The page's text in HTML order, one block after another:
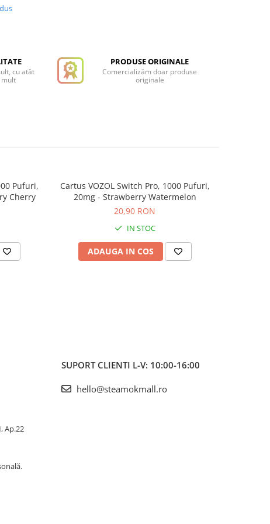
cu atât
PRODUSE ORIGINALE
Comercializăm doar produse
originale
Pufuri,
Cherry
Cartus VOZOL Switch Pro, 1000 Pufuri,
20mg - Strawberry Watermelon
20,90 RON
IN STOC
ADAUGA IN COS
Ap.22
SUPORT CLIENTI L-V: 10:00-16:00
hello@steamokmall.ro